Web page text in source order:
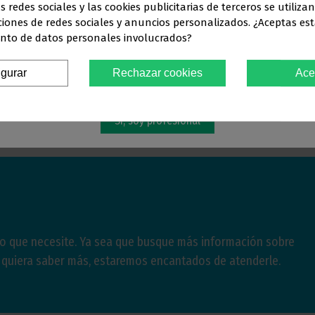
Este sitio web está dirigidoen exclusivaa
DEL SECTOR
Debes confirmar que eresprofesional dental
Sí, soy profesional
necesite. Ya sea que busque más información sobre
saber más, estaremos encantados de atenderle.
redes sociales y las cookies publicitarias de terceros se
de redes sociales y anuncios personalizados. ¿Aceptas
de datos personales involucrados?
Rechazar cookies